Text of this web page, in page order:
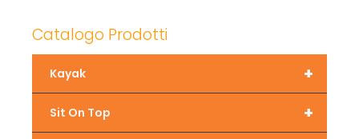
Catalogo Prodotti
+
Kayak
+
Sit On Top